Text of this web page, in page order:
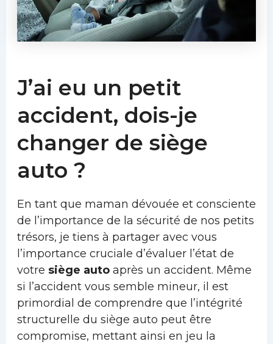
J’ai eu un petit
accident, dois-je
changer de siège
auto ?
En tant que maman dévouée et consciente
de l’importance de la sécurité de nos petits
trésors, je tiens à partager avec vous
l’importance cruciale d’évaluer l’état de
votre siège autoaprès un accident. Même
si l’accident vous semble mineur, il est
primordial de comprendre que l’intégrité
structurelle du siège auto peut être
compromise, mettant ainsi en jeu la